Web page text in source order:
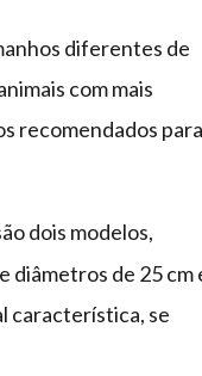
diferentes de
com mais
recomendados para
dois modelos,
diâmetros de 25 cm
característica, se